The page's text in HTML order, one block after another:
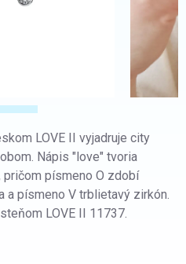
LOVE II vyjadruje city
Nápis "love" tvoria
písmeno O zdobí
a písmeno V trblietavý zirkón.
LOVE II 11737.